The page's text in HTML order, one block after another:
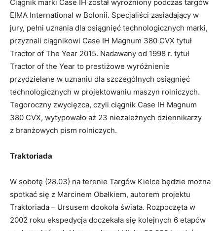
Ciągnik marki Case IH został wyróżniony podczas targów
EIMA International w Bolonii. Specjaliści zasiadający w
jury, pełni uznania dla osiągnięć technologicznych marki,
przyznali ciągnikowi Case IH Magnum 380 CVX tytuł
Tractor of The Year 2015. Nadawany od 1998 r. tytuł
Tractor of the Year to prestiżowe wyróżnienie
przydzielane w uznaniu dla szczególnych osiągnięć
technologicznych w projektowaniu maszyn rolniczych.
Tegoroczny zwycięzca, czyli ciągnik Case IH Magnum
380 CVX, wytypowało aż 23 niezależnych dziennikarzy
z branżowych pism rolniczych.
Traktoriada
W sobotę (28.03) na terenie Targów Kielce będzie można
spotkać się z Marcinem Obałkiem, autorem projektu
Traktoriada – Ursusem dookoła świata. Rozpoczęta w
2002 roku ekspedycja doczekała się kolejnych 6 etapów